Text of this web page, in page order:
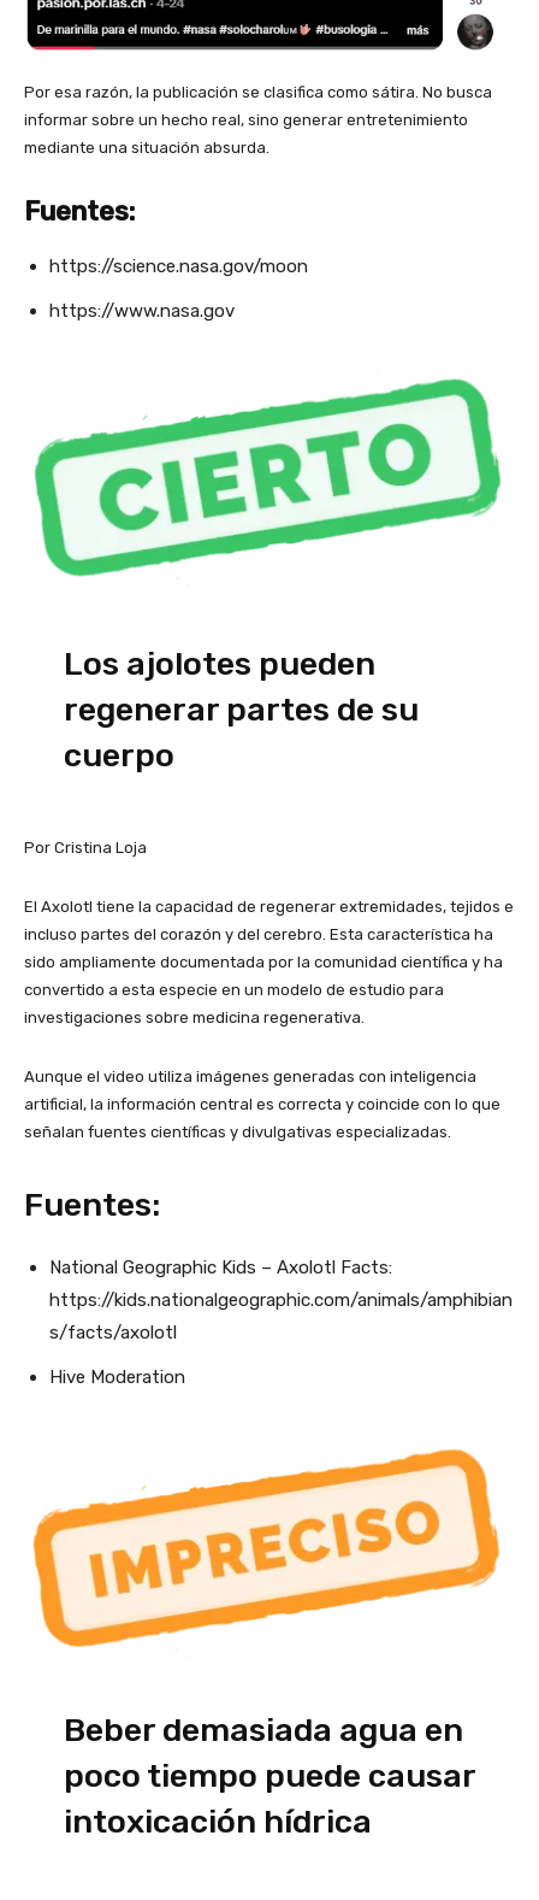
Por esa razón, la publicación se clasifica como sátira. No busca
informar sobre un hecho real, sino generar entretenimiento
mediante una situación absurda.
Fuentes:
https://science.nasa.gov/moon
https://www.nasa.gov
Los ajolotes pueden
regenerar partes de su
cuerpo
Por Cristina Loja
El Axolotl tiene la capacidad de regenerar extremidades, tejidos e
incluso partes del corazón y del cerebro. Esta característica ha
sido ampliamente documentada por la comunidad científica y ha
convertido a esta especie en un modelo de estudio para
investigaciones sobre medicina regenerativa.
Aunque el video utiliza imágenes generadas con inteligencia
artificial, la información central es correcta y coincide con lo que
señalan fuentes científicas y divulgativas especializadas.
Fuentes:
National Geographic Kids – Axolotl Facts:
https://kids.nationalgeographic.com/animals/amphibian
s/facts/axolotl
Hive Moderation
Beber demasiada agua en
poco tiempo puede causar
intoxicación hídrica